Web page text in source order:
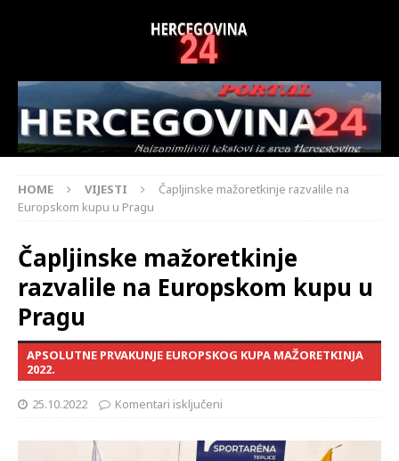
HOME VIJESTI
Čapljinske mažoretkinje razvalile na
Europskom kupu u Pragu
Čapljinske mažoretkinje
razvalile na Europskom kupu u
Pragu
APSOLUTNE PRVAKUNJE EUROPSKOG KUPA MAŽORETKINJA
2022.
25.10.2022 Komentari isključeni